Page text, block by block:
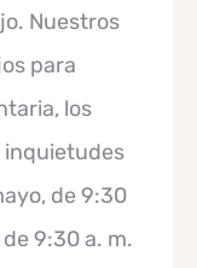
Nuestros
para
los
inquietudes
de 9:30
de 9:30 a. m.